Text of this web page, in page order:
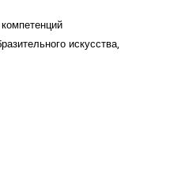
искусства,